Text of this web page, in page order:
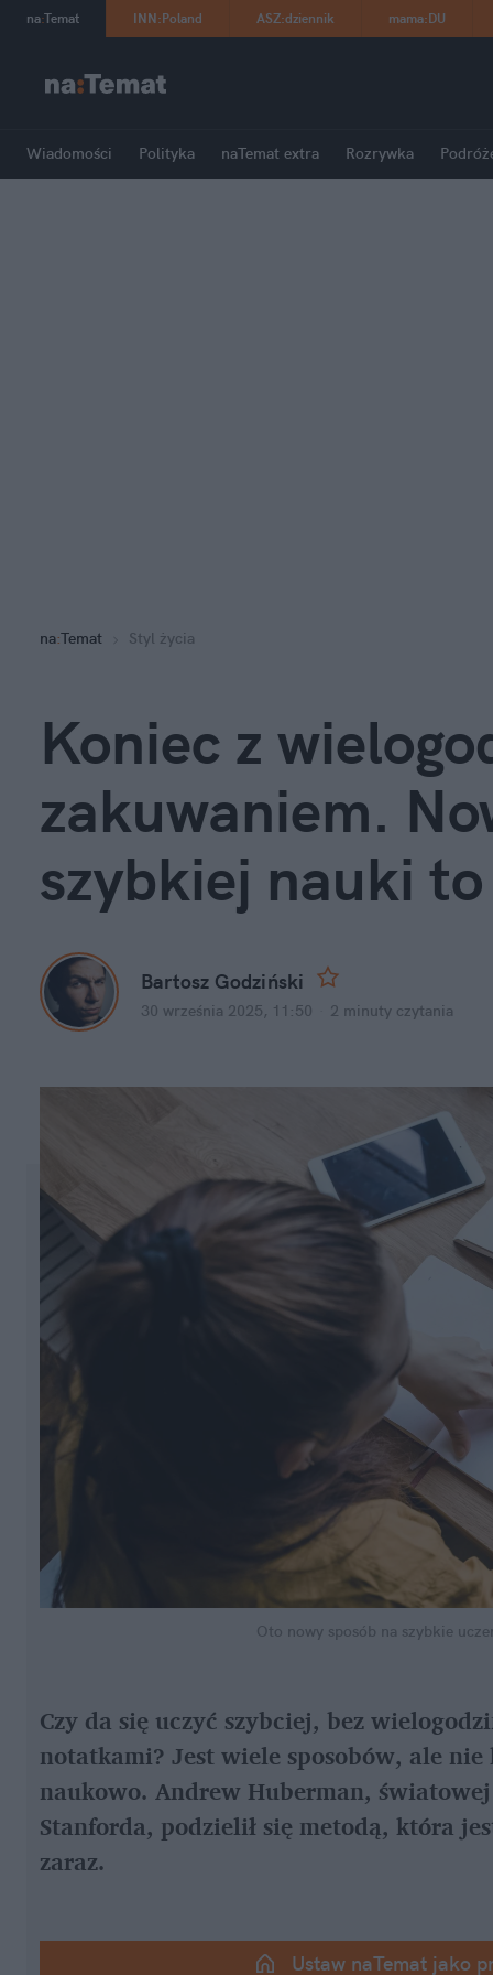
na:Temat INN:Poland ASZ:dziennik mama:DU
Wiadomości Polityka naTemat extra Rozrywka
na:Temat Styl życia
Koniec z
zakuwaniem.
szybkiej nauki
Bartosz Godziński
30 września 2025, 11:50 2 minuty czytania
Oto nowy sposób na szybkie
Czy da się uczyć szybciej, bez
notatkami? Jest wiele sposobów, ale
naukowo. Andrew Huberman,
Stanforda, podzielił się metodą, która
zaraz.
Ustaw naTemat jako